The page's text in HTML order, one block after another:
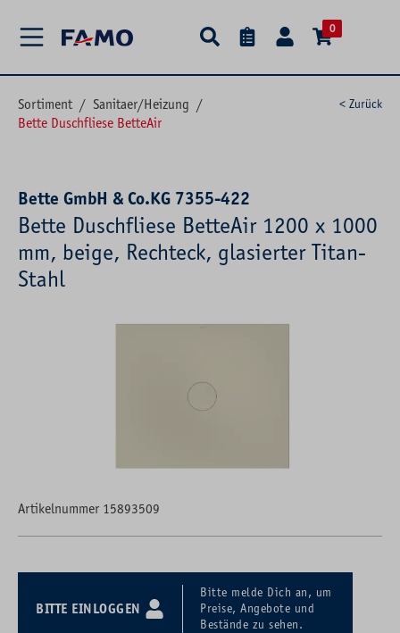
0
Sortiment / Sanitaer/Heizung /
Bette Duschfliese BetteAir
< Zurück
Bette GmbH & Co.KG 7355-422
Bette Duschfliese BetteAir 1200 x 1000
mm, beige, Rechteck, glasierter Titan-
Stahl
Artikelnummer 15893509
BITTE EINLOGGEN
Bitte melde Dich an, um
Preise, Angebote und
Bestände zu sehen.